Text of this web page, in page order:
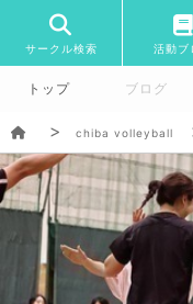
サークル検索 活動ブ
トップ ブログ
chiba volleyball